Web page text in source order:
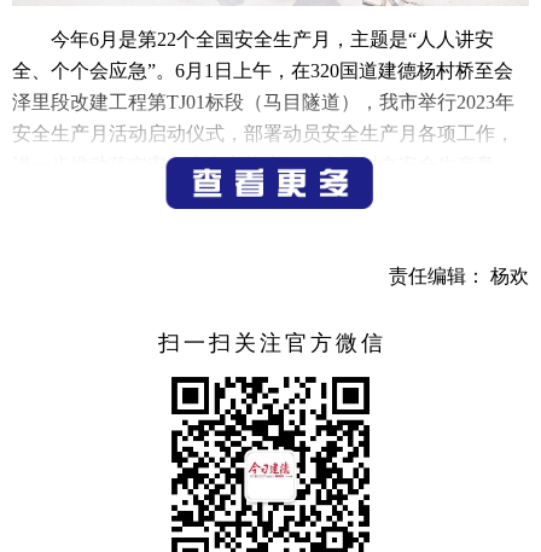
今年6月是第22个全国安全生产月，主题是“人人讲安
全、个个会应急”。6月1日上午，在320国道建德杨村桥至会
泽里段改建工程第TJ01标段（马目隧道），我市举行2023年
安全生产月活动启动仪式，部署动员安全生产月各项工作，
进一步推动落实安全生产主体责任，牢固树立安全生产意
识，强化应急管理能力，有效遏制生产安全事故发生，为杭
启动仪式上，杭州市交通运输行政执法队、市交通运输
程指挥部等单位相关负责人在主题背景板上共同签名。
（记者 何彦峰）
责任编辑： 杨欢
扫一扫关注官方微信